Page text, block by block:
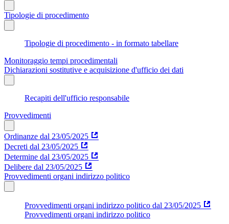
Tipologie di procedimento
Tipologie di procedimento - in formato tabellare
Monitoraggio tempi procedimentali
Dichiarazioni sostitutive e acquisizione d'ufficio dei dati
Recapiti dell'ufficio responsabile
Provvedimenti
Ordinanze dal 23/05/2025
Decreti dal 23/05/2025
Determine dal 23/05/2025
Delibere dal 23/05/2025
Provvedimenti organi indirizzo politico
Provvedimenti organi indirizzo politico dal 23/05/2025
Provvedimenti organi indirizzo politico